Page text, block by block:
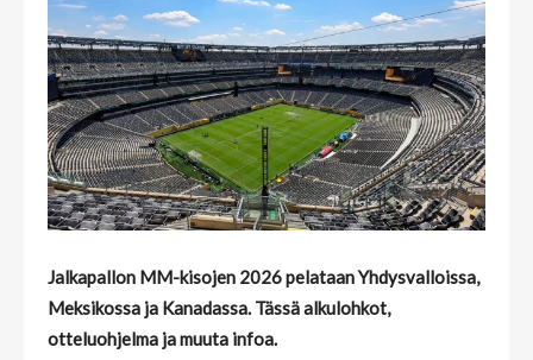
Jalkapallon MM-kisojen 2026 pelataan Yhdysvalloissa,
Meksikossa ja Kanadassa. Tässä alkulohkot,
otteluohjelma ja muuta infoa.